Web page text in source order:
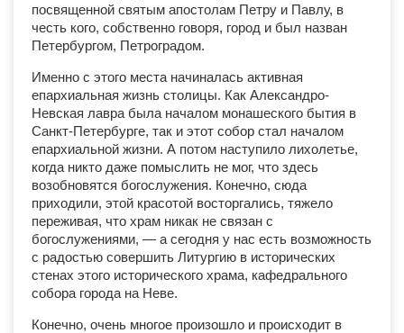
посвященной святым апостолам Петру и Павлу, в
честь кого, собственно говоря, город и был назван
Петербургом, Петроградом.
Именно с этого места начиналась активная
епархиальная жизнь столицы. Как Александро-
Невская лавра была началом монашеского бытия в
Санкт-Петербурге, так и этот собор стал началом
епархиальной жизни. А потом наступило лихолетье,
когда никто даже помыслить не мог, что здесь
возобновятся богослужения. Конечно, сюда
приходили, этой красотой восторгались, тяжело
переживая, что храм никак не связан с
богослужениями, — а сегодня у нас есть возможность
с радостью совершить Литургию в исторических
стенах этого исторического храма, кафедрального
собора города на Неве.
Конечно, очень многое произошло и происходит в